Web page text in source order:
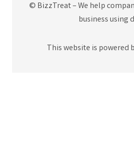
© BizzTreat –We help
business using
This website is powered